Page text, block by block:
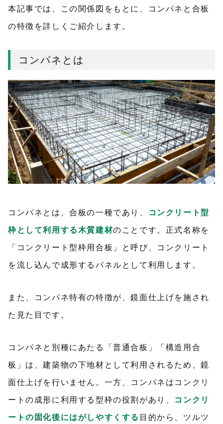
本記事では、この関係図をもとに、コンパネと合板
の特徴を詳しくご紹介します。
コンパネとは
コンパネとは、合板の一種であり、 コンクリート型
枠として利用する木質建材のことです。正式名称を
「コンクリート型枠用合板」と呼び、コンクリート
を流し込んで成形するパネルとして利用します。
また、コンパネ特有の特徴が、鏡面仕上げを施され
た見た目です。
コンパネと別種にあたる「普通合板」「構造用合
板」は、建築物の下地材として利用されるため、鏡
面仕上げを行いません。一方、コンパネはコンクリ
ートの成形に利用する型枠の役割があり、 コンクリ
ートの固化後にはがしやすくする 目的から、ツルツ